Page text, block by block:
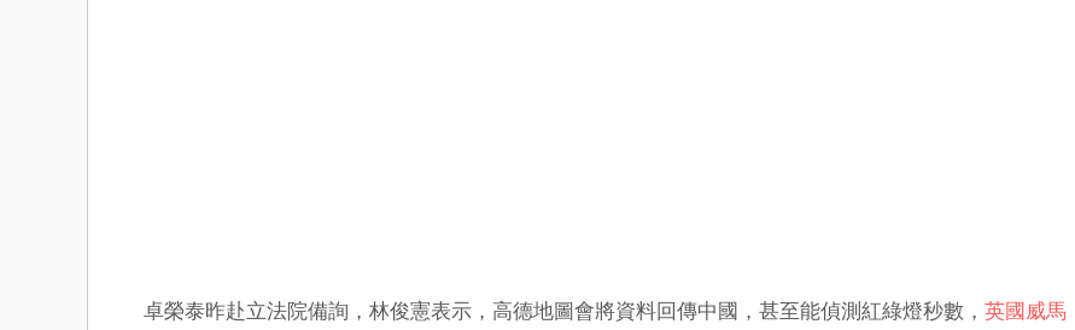
卓榮泰昨赴立法院備詢，林俊憲表示，高德地圖會將資料回傳中國，甚至能偵測紅綠燈秒數， 英國威馬